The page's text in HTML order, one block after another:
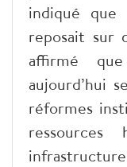
indiqué que
reposait sur
affirmé
aujourd’hui
réformes
ressources